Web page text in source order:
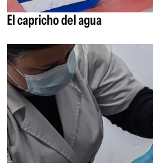
El capricho del agua